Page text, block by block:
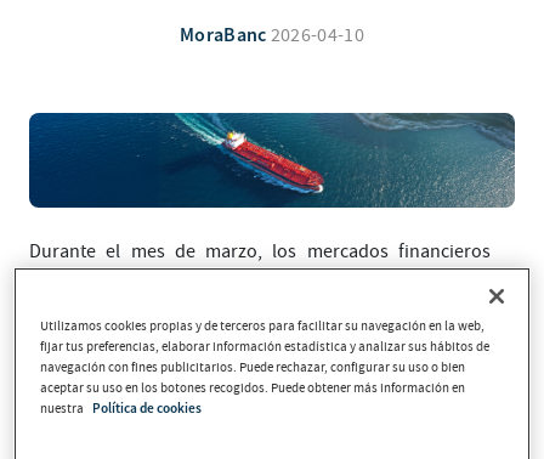
MoraBanc 2026-04-10
Durante el mes de marzo, los mercados financieros
provocado principalmente por el deterioro del entorno
geopolítico debido al ataque de Estados Unidos e Israel
a Irán y el posterior cierre del estrecho de Ormuz, un
punto clave para el comercio mundial de petróleo, gas y
Utilizamos cookies propias y de terceros para facilitar su navegación en la web,
fijar tus preferencias, elaborar información estadística y analizar sus hábitos de
navegación con fines publicitarios. Puede rechazar, configurar su uso o bien
aceptar su uso en los botones recogidos. Puede obtener más información en
nuestra
Política de cookies